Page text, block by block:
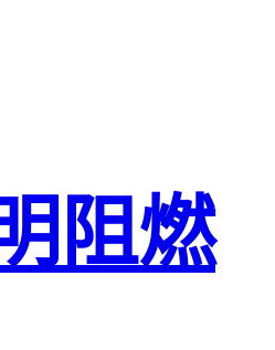
阻燃